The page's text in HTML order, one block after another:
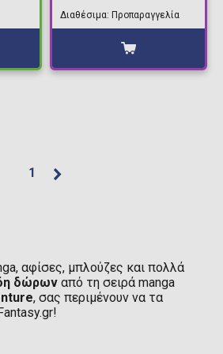
Kakyoin Φιγούρα
Δράσης (15cm)
Διαθέσιμα: Προπαραγγελία
1
αφίσες, μπλούζες και πολλά
δώρων από τη σειρά manga
, σας περιμένουν να τα